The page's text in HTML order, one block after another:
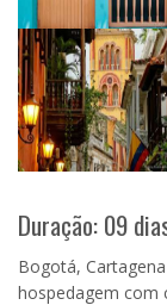
Duração: 09
Bogotá,
hospedagem com